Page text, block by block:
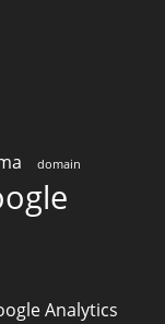
domain
Analytics